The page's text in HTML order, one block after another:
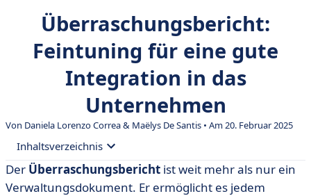
Überraschungsbericht:
Feintuning für eine gute
Integration in das
Unternehmen
Von Daniela Lorenzo Correa & Maëlys De Santis • Am 20. Februar 2025
Inhaltsverzeichnis
• Was ist ein Erstaunungsbericht?
Der Überraschungsbericht ist weit mehr als nur ein
Verwaltungsdokument. Er ermöglicht es jedem